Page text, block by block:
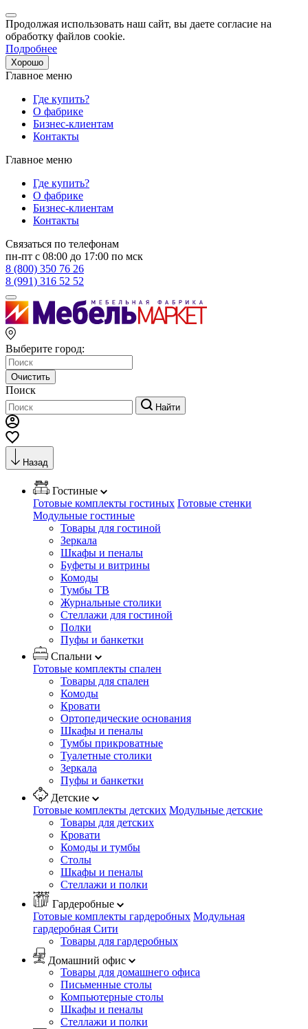
Продолжая использовать наш сайт, вы даете согласие на
обработку файлов cookie.
Подробнее
Хорошо
Главное меню
Где купить?
О фабрике
Бизнес-клиентам
Контакты
Главное меню
Где купить?
О фабрике
Бизнес-клиентам
Контакты
Связаться по телефонам
пн-пт с 08:00 до 17:00 по мск
8 (800) 350 76 26
8 (991) 316 52 52
Выберите город:
Очистить
Поиск
Найти
Назад
Гостиные
Готовые комплекты гостиных Готовые стенки
Модульные гостиные
Товары для гостиной
Зеркала
Шкафы и пеналы
Буфеты и витрины
Комоды
Тумбы ТВ
Журнальные столики
Стеллажи для гостиной
Полки
Пуфы и банкетки
Спальни
Готовые комплекты спален
Товары для спален
Комоды
Кровати
Ортопедические основания
Шкафы и пеналы
Тумбы прикроватные
Туалетные столики
Зеркала
Пуфы и банкетки
Детские
Готовые комплекты детских Модульные детские
Товары для детских
Кровати
Комоды и тумбы
Столы
Шкафы и пеналы
Стеллажи и полки
Гардеробные
Готовые комплекты гардеробных Модульная
гардеробная Сити
Товары для гардеробных
Домашний офис
Товары для домашнего офиса
Письменные столы
Компьютерные столы
Шкафы и пеналы
Стеллажи и полки